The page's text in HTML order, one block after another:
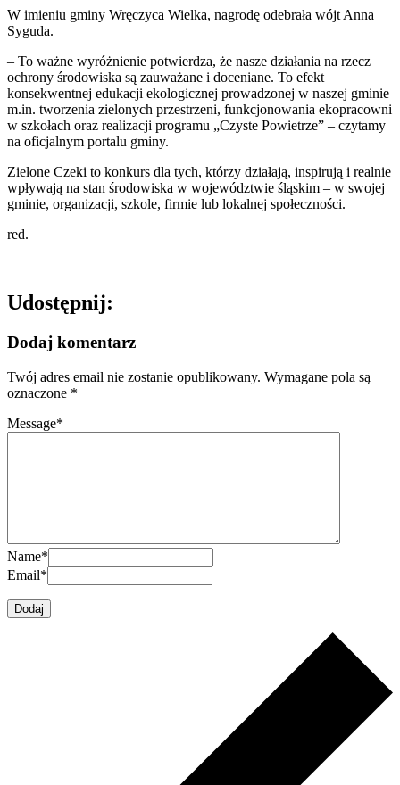
W imieniu gminy Wręczyca Wielka, nagrodę odebrała wójt Anna
Syguda.
– To ważne wyróżnienie potwierdza, że nasze działania na rzecz
ochrony środowiska są zauważane i doceniane. To efekt
konsekwentnej edukacji ekologicznej prowadzonej w naszej gminie
m.in. tworzenia zielonych przestrzeni, funkcjonowania ekopracowni
w szkołach oraz realizacji programu „Czyste Powietrze” – czytamy
na oficjalnym portalu gminy.
Zielone Czeki to konkurs dla tych, którzy działają, inspirują i realnie
wpływają na stan środowiska w województwie śląskim – w swojej
gminie, organizacji, szkole, firmie lub lokalnej społeczności.
red.
Udostępnij:
Dodaj komentarz
Twój adres email nie zostanie opublikowany. Wymagane pola są
oznaczone *
Message*
Name*
Email*